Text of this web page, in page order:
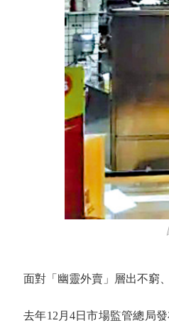
圖
面對「幽靈外賣」層出不窮、
去年12月4日市場監管總局發